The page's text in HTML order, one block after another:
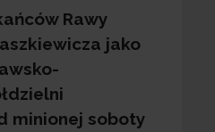
Rawy
jako
minionej soboty